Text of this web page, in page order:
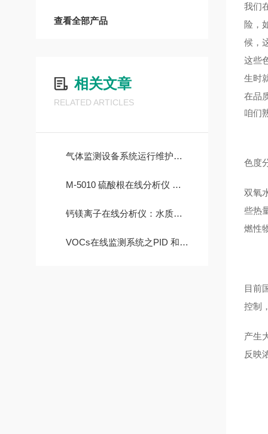
查看全部产品
相关文章
RELATED ARTICLES
气体监测设备系统运行维护技术规范
M-5010 硫酸根在线分析仪 硫酸盐自动测定监控数据 EDTA滴定
钙镁离子在线分析仪：水质监测的得力助手
VOCs在线监测系统之PID 和 FID的区别
我们
险，
候，
这些
生时
在品
咱们
色度
双氧
些热
燃性
目前
控制
产生
反映